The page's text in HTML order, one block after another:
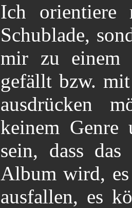
Ich orientiere
Schublade,
mir zu einem
gefällt bzw.
ausdrücken
keinem Genre
sein, dass
Album wird,
ausfallen, es